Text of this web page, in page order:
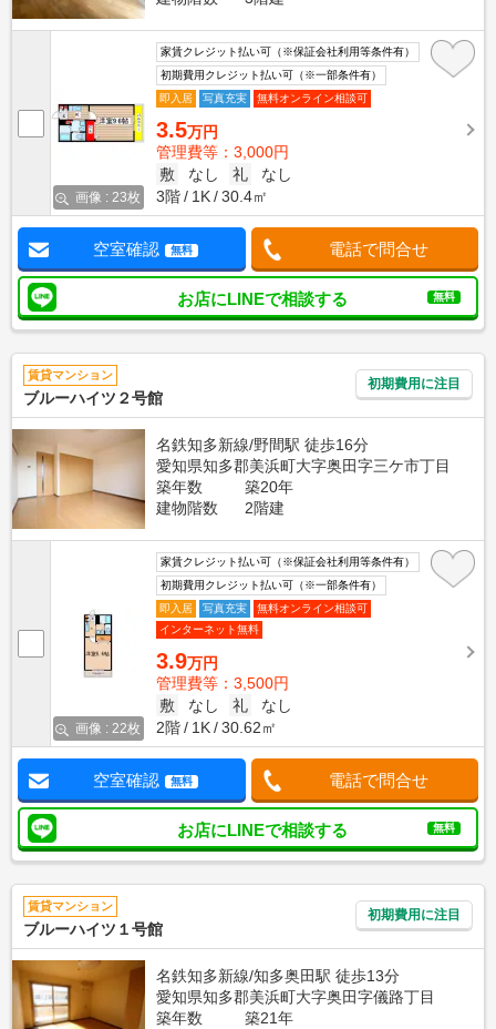
画像 : 23枚
家賃クレジット払い可（※保証会社利用等条件有）
初期費用クレジット払い可（※一部条件有）
即入居
写真充実 無料オンライン相談可
3.5万円
管理費等：3,000円
敷
なし 礼
なし
3階
1K 30.4㎡
空室確認 無料 電話で問合せ
お店にLINEで相談する 無料
賃貸マンション
ブルーハイツ２号館
初期費用に注目
名鉄知多新線/野間駅 徒歩16分
愛知県知多郡美浜町大字奥田字三ケ市丁目
築年数
築20年
建物階数
2階建
画像 : 22枚
家賃クレジット払い可（※保証会社利用等条件有）
初期費用クレジット払い可（※一部条件有）
即入居
写真充実
無料オンライン相談可
インターネット無料
3.9万円
管理費等：3,500円
敷
なし 礼
なし
2階
1K 30.62㎡
空室確認 無料 電話で問合せ
お店にLINEで相談する 無料
賃貸マンション
ブルーハイツ１号館
初期費用に注目
名鉄知多新線/知多奥田駅 徒歩13分
愛知県知多郡美浜町大字奥田字儀路丁目
築年数
築21年